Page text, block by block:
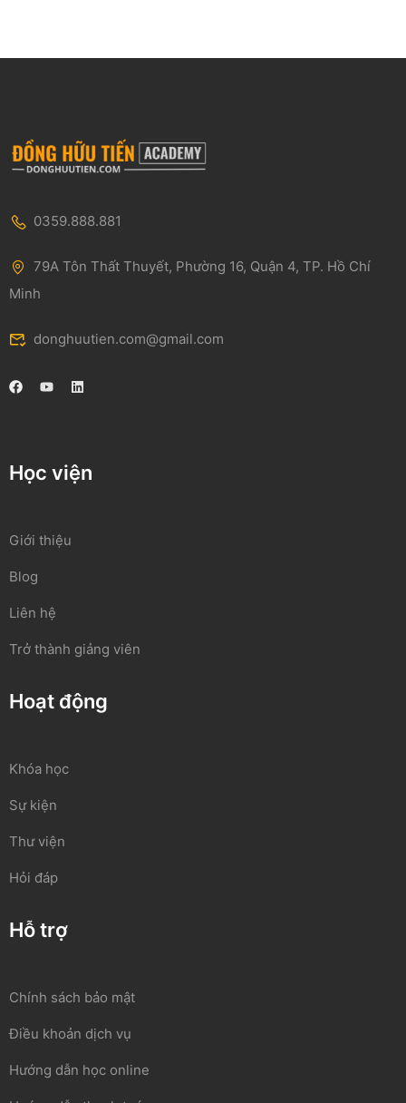
0359.888.881
79A Tôn Thất Thuyết, Phường 16, Quận 4, TP. Hồ Chí
Minh
donghuutien.com@gmail.com
Học viện
Giới thiệu
Blog
Liên hệ
Trở thành giảng viên
Hoạt động
Khóa học
Sự kiện
Thư viện
Hỏi đáp
Hỗ trợ
Chính sách bảo mật
Điều khoản dịch vụ
Hướng dẫn học online